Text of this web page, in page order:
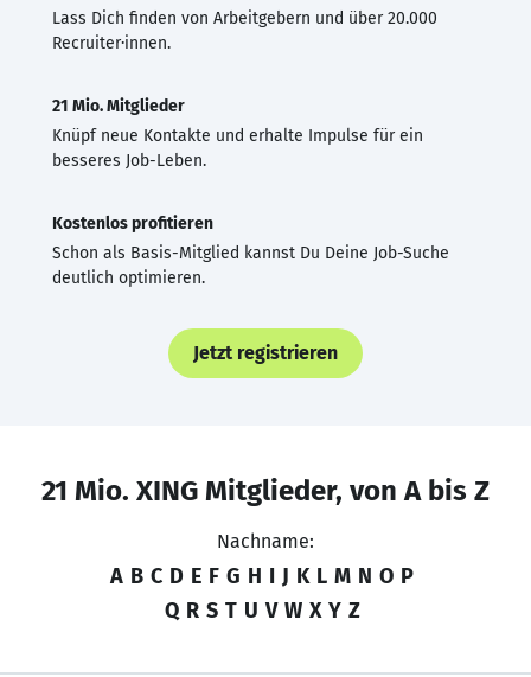
Lass Dich finden von Arbeitgebern und über 20.000
Recruiter·innen.
21 Mio. Mitglieder
Knüpf neue Kontakte und erhalte Impulse für ein
besseres Job-Leben.
Kostenlos profitieren
Schon als Basis-Mitglied kannst Du Deine Job-Suche
deutlich optimieren.
Jetzt registrieren
21 Mio. XING Mitglieder, von A bis Z
Nachname:
A B C D E F G H I J K L M N O P
Q R S T U V W X Y Z